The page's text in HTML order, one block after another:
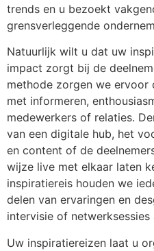
trends en u bezoekt
grensverleggende
Natuurlijk wilt u dat uw
impact zorgt bij de
methode zorgen we
met informeren,
medewerkers of relaties.
van een digitale hub, het
en content of de
wijze live met elkaar laten
inspiratiereis houden we
delen van ervaringen en
intervisie of netwerksessies
Uw inspiratiereizen laat u